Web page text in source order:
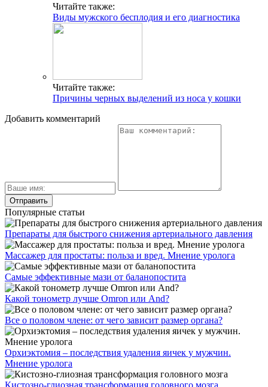
Читайте также:
Виды мужского бесплодия и его диагностика
Читайте также:
Причины черных выделений из носа у кошки
Добавить комментарий
Популярные статьи
Препараты для быстрого снижения артериального давления
Массажер для простаты: польза и вред. Мнение уролога
Самые эффективные мази от баланопостита
Какой тонометр лучше Omron или And?
Все о половом члене: от чего зависит размер органа?
Орхиэктомия – последствия удаления яичек у мужчин.
Мнение уролога
Кистозно-глиозная трансформация головного мозга